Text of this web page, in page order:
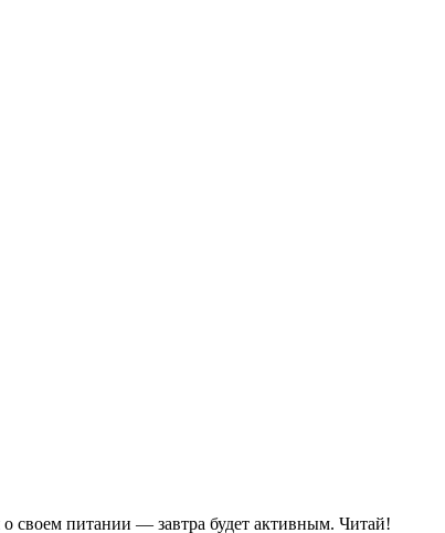
своем питании — завтра будет активным. Читай!